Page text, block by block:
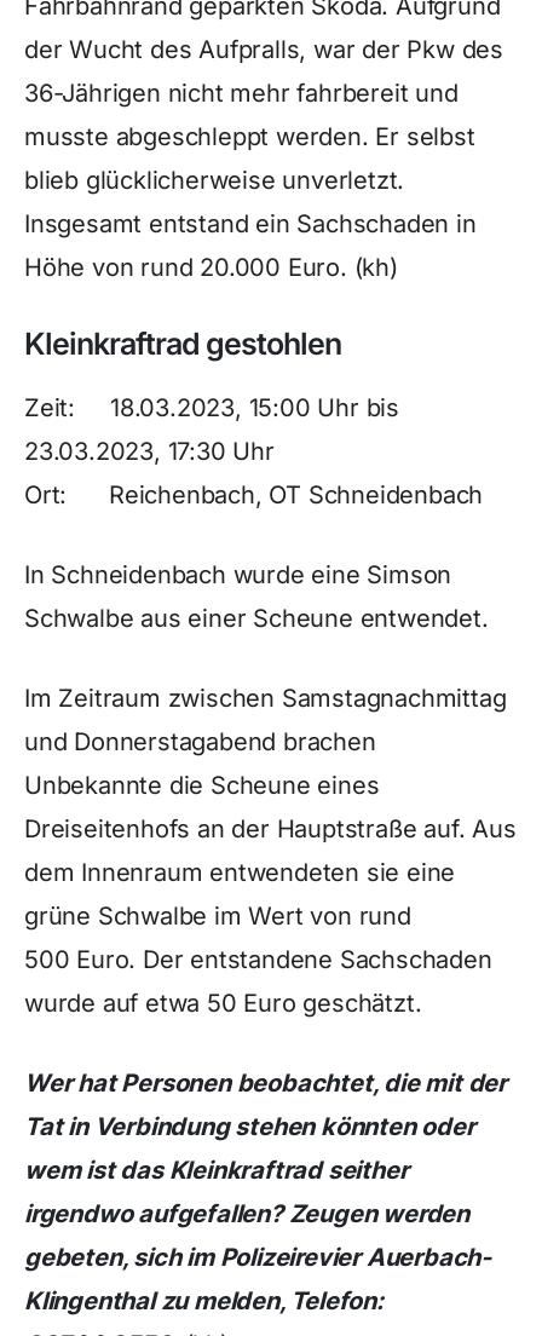
Fahrbahnrand geparkten Skoda. Aufgrund
der Wucht des Aufpralls, war der Pkw des
36-Jährigen nicht mehr fahrbereit und
musste abgeschleppt werden. Er selbst
blieb glücklicherweise unverletzt.
Insgesamt entstand ein Sachschaden in
Höhe von rund 20.000 Euro. (kh)
Kleinkraftrad gestohlen
Zeit: 18.03.2023, 15:00 Uhr bis
23.03.2023, 17:30 Uhr
Ort: Reichenbach, OT Schneidenbach
In Schneidenbach wurde eine Simson
Schwalbe aus einer Scheune entwendet.
Im Zeitraum zwischen Samstagnachmittag
und Donnerstagabend brachen
Unbekannte die Scheune eines
Dreiseitenhofs an der Hauptstraße auf. Aus
dem Innenraum entwendeten sie eine
grüne Schwalbe im Wert von rund
500 Euro. Der entstandene Sachschaden
wurde auf etwa 50 Euro geschätzt.
Wer hat Personen beobachtet, die mit der
Tat in Verbindung stehen könnten oder
wem ist das Kleinkraftrad seither
irgendwo aufgefallen? Zeugen werden
gebeten, sich im Polizeirevier Auerbach-
Klingenthal zu melden, Telefon: